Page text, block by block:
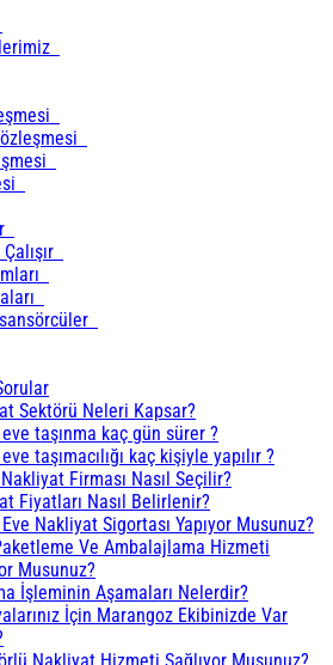
Sektörü Neleri Kapsar?
taşınma kaç gün sürer ?
taşımacılığı kaç kişiyle yapılır ?
Firması Nasıl Seçilir?
Fiyatları Nasıl Belirlenir?
Nakliyat Sigortası Yapıyor Musunuz?
Ve Ambalajlama Hizmeti
Musunuz?
İşleminin Aşamaları Nelerdir?
İçin Marangoz Ekibinizde Var